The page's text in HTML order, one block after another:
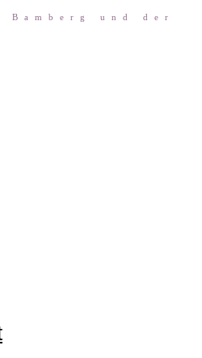
Bam­berg und der